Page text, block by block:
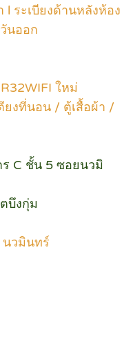
ระเบียงด้านหลังห้อง
นออก
ใหม่
ยงที่นอน / ตู้เสื้อผ้า /
C ชั้น 5 ซอยนวมิ
บึงกุ่ม
นวมินทร์